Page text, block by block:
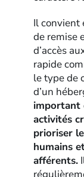
Il convient
de remise
d’accès
rapide
le type de
d’un
important
activités
prioriser
humains
afférents.